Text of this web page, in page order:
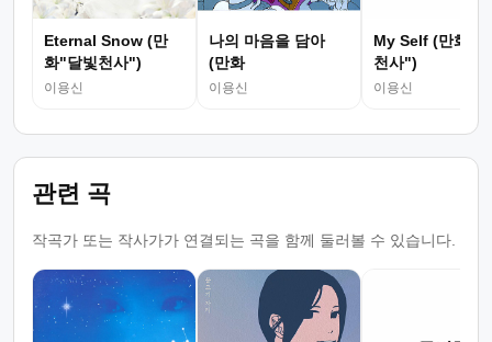
Eternal Snow (만
화"달빛천사")
이용신
나의 마음을 담아
(만화
이용신
My Self (만화"
천사")
이용신
관련 곡
작곡가 또는 작사가가 연결되는 곡을 함께 둘러볼 수 있습니다.